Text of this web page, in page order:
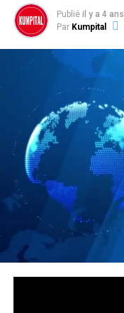
Publié il y a 4 ans
Par Kumpital